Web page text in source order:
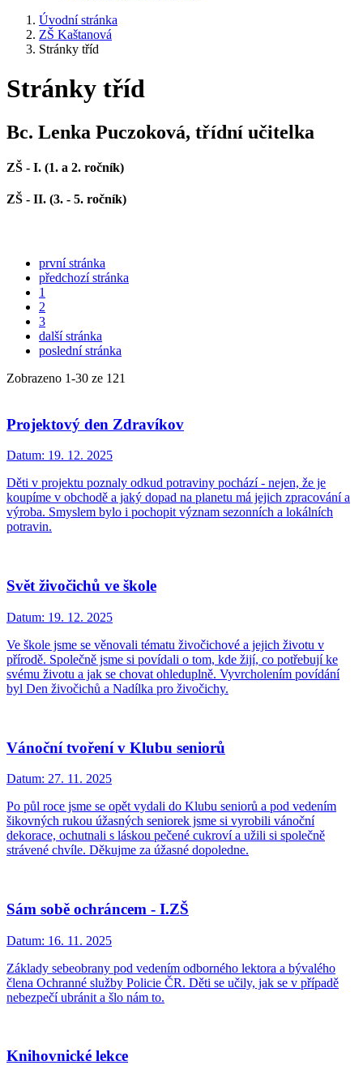
Úvodní stránka
ZŠ Kaštanová
Stránky tříd
Stránky tříd
Bc. Lenka Puczoková, třídní učitelka
ZŠ - I. (1. a 2. ročník)
ZŠ - II. (3. - 5. ročník)
první stránka
předchozí stránka
1
2
3
další stránka
poslední stránka
Zobrazeno 1-30 ze 121
Projektový den Zdravíkov
Datum: 19. 12. 2025
Děti v projektu poznaly odkud potraviny pochází - nejen, že je
koupíme v obchodě a jaký dopad na planetu má jejich zpracování a
výroba. Smyslem bylo i pochopit význam sezonních a lokálních
potravin.
Svět živočichů ve škole
Datum: 19. 12. 2025
Ve škole jsme se věnovali tématu živočichové a jejich životu v
přírodě. Společně jsme si povídali o tom, kde žijí, co potřebují ke
svému životu a jak se chovat ohleduplně. Vyvrcholením povídání
byl Den živočichů a Nadílka pro živočichy.
Vánoční tvoření v Klubu seniorů
Datum: 27. 11. 2025
Po půl roce jsme se opět vydali do Klubu seniorů a pod vedením
šikovných rukou úžasných seniorek jsme si vyrobili vánoční
dekorace, ochutnali s láskou pečené cukroví a užili si společně
strávené chvíle. Děkujme za úžasné dopoledne.
Sám sobě ochráncem - I.ZŠ
Datum: 16. 11. 2025
Základy sebeobrany pod vedením odborného lektora a bývalého
člena Ochranné služby Policie ČR. Děti se učily, jak se v případě
nebezpečí ubránit a šlo nám to.
Knihovnické lekce